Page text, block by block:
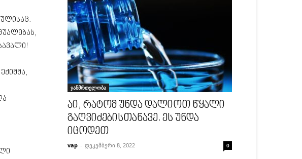
ჯანმრთელობა
აი, რატომ უნდა დალიოთ წყალი
გაღვიძებისთანავე. ეს უნდა
იცოდეთ
vap - დეკემბერი 8, 2022 0